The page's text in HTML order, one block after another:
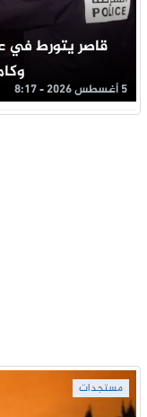
قاصر يتورط في
5 أغسطس 2026 - 8:17
مستجدات